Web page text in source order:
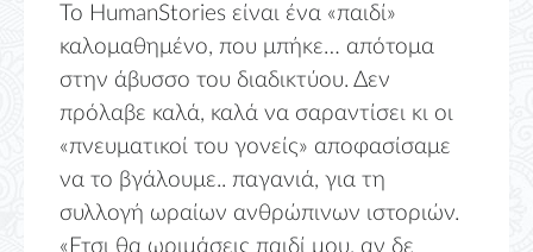
Το HumanStories είναι ένα «παιδί»
καλομαθημένο, που μπήκε… απότομα
στην άβυσσο του διαδικτύου. Δεν
πρόλαβε καλά, καλά να σαραντίσει κι οι
«πνευματικοί του γονείς» αποφασίσαμε
να το βγάλουμε.. παγανιά, για τη
συλλογή ωραίων ανθρώπινων ιστοριών.
«Ετσι θα ωριμάσεις παιδί μου, αν δε